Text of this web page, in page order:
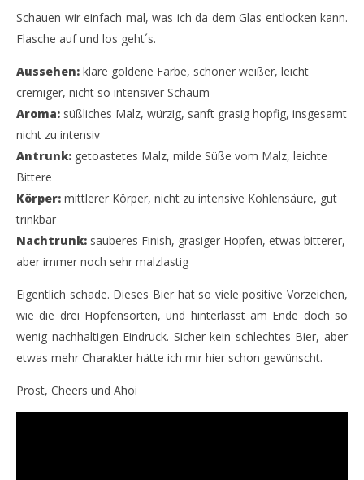
Schauen wir einfach mal, was ich da dem Glas entlocken kann.
Flasche auf und los geht´s.
Aussehen: klare goldene Farbe, schöner weißer, leicht
cremiger, nicht so intensiver Schaum
Aroma: süßliches Malz, würzig, sanft grasig hopfig, insgesamt
nicht zu intensiv
Antrunk: getoastetes Malz, milde Süße vom Malz, leichte
Bittere
Körper: mittlerer Körper, nicht zu intensive Kohlensäure, gut
trinkbar
Nachtrunk: sauberes Finish, grasiger Hopfen, etwas bitterer,
aber immer noch sehr malzlastig
Eigentlich schade. Dieses Bier hat so viele positive Vorzeichen,
wie die drei Hopfensorten, und hinterlässt am Ende doch so
wenig nachhaltigen Eindruck. Sicher kein schlechtes Bier, aber
etwas mehr Charakter hätte ich mir hier schon gewünscht.
Prost, Cheers und Ahoi